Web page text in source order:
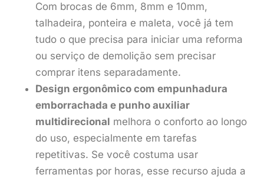
Com brocas de 6mm, 8mm e 10mm,
talhadeira, ponteira e maleta, você já tem
tudo o que precisa para iniciar uma reforma
ou serviço de demolição sem precisar
comprar itens separadamente.
Design ergonômico com empunhadura
emborrachada e punho auxiliar
multidirecional melhora o conforto ao longo
do uso, especialmente em tarefas
repetitivas. Se você costuma usar
ferramentas por horas, esse recurso ajuda a